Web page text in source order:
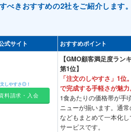
きおすすめの2社をご紹介します。
式サイト おすすめポイント
しやすさ◎！
料請求・入会
【GMO顧客満足度ラン
第1位】
「注文のしやすさ」1
で完成する手軽さが魅力
1食あたりの価格帯が手
ニューが揃います。通
などもまとめて一本化
サービスです。